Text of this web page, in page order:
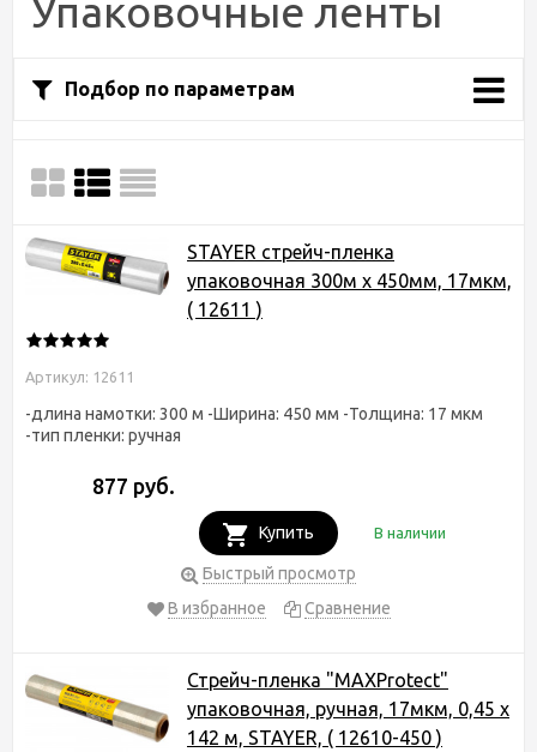
Упаковочные ленты
Подбор по параметрам
STAYER cтрейч-пленка
упаковочная 300м х 450мм, 17мкм,
( 12611 )
Артикул: 12611
-длина намотки: 300 м -Ширина: 450 мм -Толщина: 17 мкм
-тип пленки: ручная
877 руб.
Купить В наличии
Быстрый просмотр
В избранное
Сравнение
Стрейч-пленка "MAXProtect"
упаковочная, ручная, 17мкм, 0,45 х
142 м, STAYER, ( 12610-450 )